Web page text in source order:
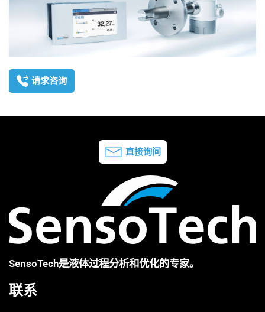
请求咨询
直接询问
SensoTech是液体过程分析和优化的专家。
联系